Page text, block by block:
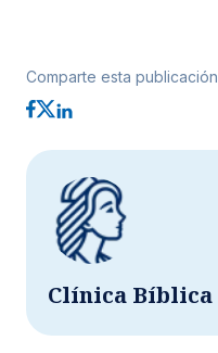
Comparte esta publicación
Clínica Bíblica